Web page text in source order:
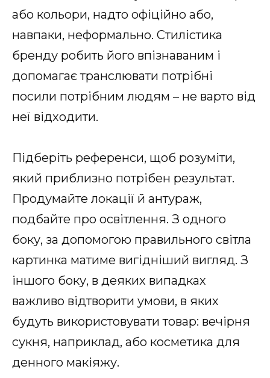
або кольори, надто офіційно або,
навпаки, неформально. Стилістика
бренду робить його впізнаваним і
допомагає транслювати потрібні
посили потрібним людям – не варто від
неї відходити.
Підберіть референси, щоб розуміти,
який приблизно потрібен результат.
Продумайте локації й антураж,
подбайте про освітлення. З одного
боку, за допомогою правильного світла
картинка матиме вигідніший вигляд. З
іншого боку, в деяких випадках
важливо відтворити умови, в яких
будуть використовувати товар: вечірня
сукня, наприклад, або косметика для
денного макіяжу.